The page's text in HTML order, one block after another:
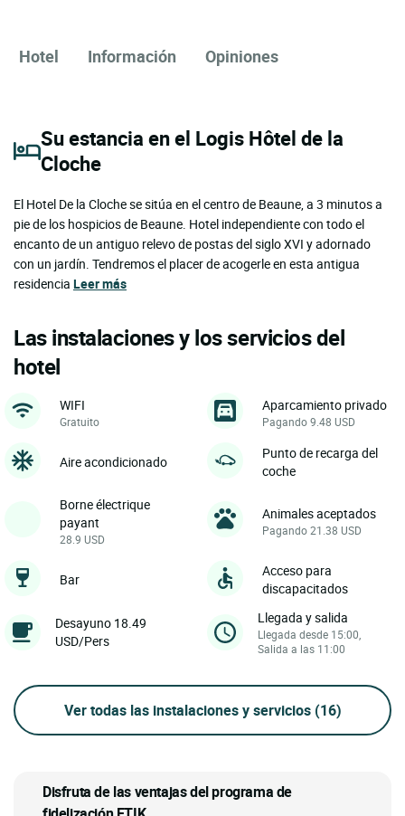
Hotel Información Opiniones
Su estancia en el Logis Hôtel de la
Cloche
El Hotel De la Cloche se sitúa en el centro de Beaune, a 3 minutos a
pie de los hospicios de Beaune. Hotel independiente con todo el
encanto de un antiguo relevo de postas del siglo XVI y adornado
con un jardín. Tendremos el placer de acogerle en esta antigua
residencia Leer más
Las instalaciones y los servicios del
hotel
WIFI
Gratuito
Aparcamiento privado
Pagando 9.48 USD
Aire acondicionado
Punto de recarga del
coche
Borne électrique
payant
28.9 USD
Animales aceptados
Pagando 21.38 USD
Bar
Acceso para
discapacitados
Desayuno 18.49
USD/Pers
Llegada y salida
Llegada desde 15:00,
Salida a las 11:00
Ver todas las instalaciones y servicios (16)
Disfruta de las ventajas del programa de